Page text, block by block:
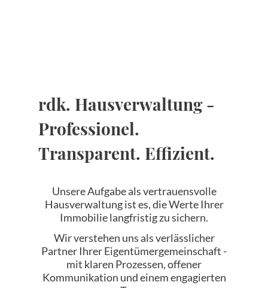
rdk. Hausverwaltung -
Professionel.
Transparent. Effizient.
Unsere Aufgabe als vertrauensvolle
Hausverwaltung ist es, die Werte Ihrer
Immobilie langfristig zu sichern.
Wir verstehen uns als verlässlicher
Partner Ihrer Eigentümergemeinschaft -
mit klaren Prozessen, offener
Kommunikation und einem engagierten